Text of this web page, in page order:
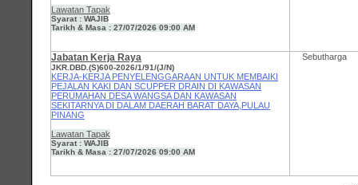
Lawatan Tapak
Syarat : WAJIB
Tarikh & Masa : 27/07/2026 09:00 AM
Jabatan Kerja Raya
JKR.DBD.(S)600-2026/1/91/(J/N)
KERJA-KERJA PENYELENGGARAAN UNTUK MEMBAIKI
PEJALAN KAKI DAN SCUPPER DRAIN DI KAWASAN
PERUMAHAN DESA WANGSA DAN KAWASAN
SEKITARNYA DI DALAM DAERAH BARAT DAYA,PULAU
PINANG
Lawatan Tapak
Syarat : WAJIB
Tarikh & Masa : 27/07/2026 09:00 AM
Sebutharga